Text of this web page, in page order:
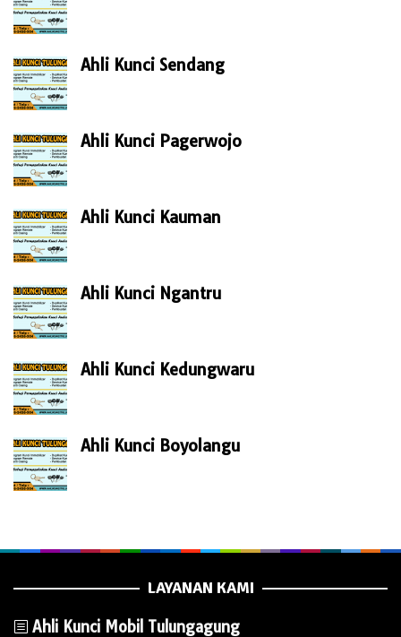
Ahli Kunci Sendang
Ahli Kunci Pagerwojo
Ahli Kunci Kauman
Ahli Kunci Ngantru
Ahli Kunci Kedungwaru
Ahli Kunci Boyolangu
LAYANAN KAMI
Ahli Kunci Mobil Tulungagung